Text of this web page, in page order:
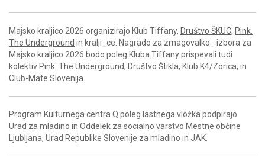
Majsko kraljico 2026 organizirajo Klub Tiffany, Društvo ŠKUC, Pink.
The Underground in kralji_ce. Nagrado za zmagovalko_ izbora za
Majsko kraljico 2026 bodo poleg Kluba Tiffany prispevali tudi
kolektiv Pink. The Underground, Društvo Štikla, Klub K4/Zorica, in
Club-Mate Slovenija.
Program Kulturnega centra Q poleg lastnega vložka podpirajo
Urad za mladino in Oddelek za socialno varstvo Mestne občine
Ljubljana, Urad Republike Slovenije za mladino in JAK.